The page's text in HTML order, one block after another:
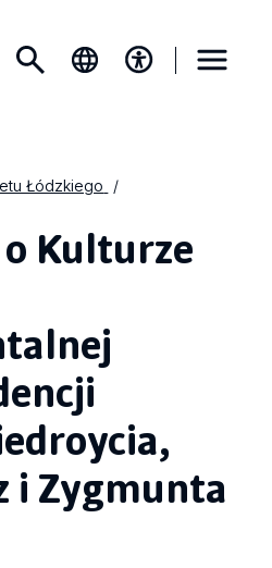
Łódzkiego
Kulturze
i Zygmunta